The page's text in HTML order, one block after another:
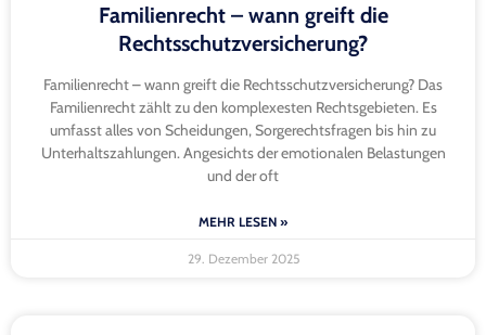
Familienrecht – wann greift die
Rechtsschutzversicherung?
Familienrecht – wann greift die Rechtsschutzversicherung? Das
Familienrecht zählt zu den komplexesten Rechtsgebieten. Es
umfasst alles von Scheidungen, Sorgerechtsfragen bis hin zu
Unterhaltszahlungen. Angesichts der emotionalen Belastungen
und der oft
MEHR LESEN »
29. Dezember 2025